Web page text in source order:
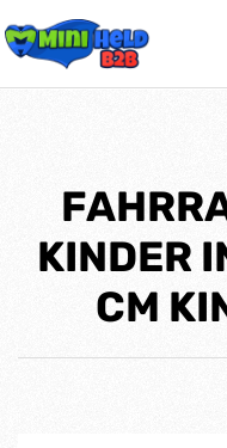
KINDER
CM